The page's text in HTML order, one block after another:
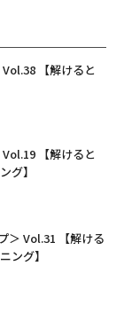
【解けると
【解けると
グ】
＞ Vol.31 【解ける
ング】